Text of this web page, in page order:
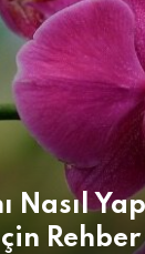
Nasıl
Rehber